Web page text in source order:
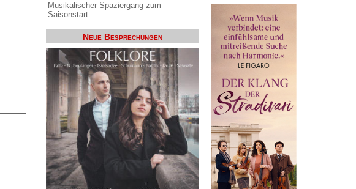
Musikalischer Spaziergang zum
Saisonstart
Neue Besprechungen